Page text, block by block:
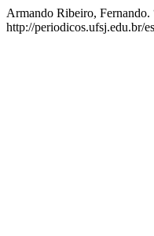
Armando Ribeiro, Fernando.
http://periodicos.ufsj.edu.br/